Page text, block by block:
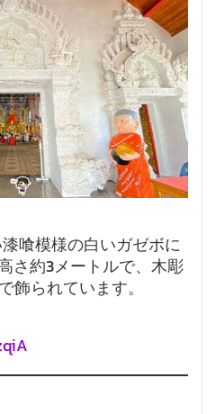
喰模様の白いガゼボに
さ約3メートルで、木彫
飾られています。